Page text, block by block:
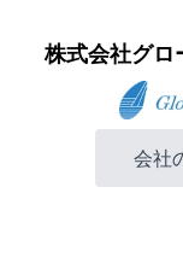
株式会社グロ
会社